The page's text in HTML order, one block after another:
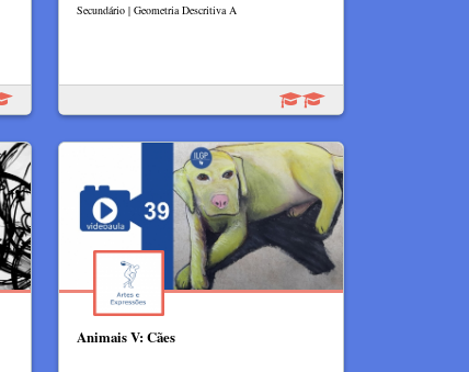
Secundário | Geometria Descritiva A
Animais V: Cães